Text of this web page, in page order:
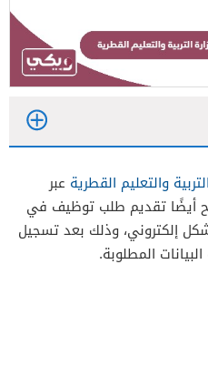
والتعليم القطرية عبر
أيضًا تقديم طلب توظيف في
إلكتروني، وذلك بعد تسجيل
المطلوبة.